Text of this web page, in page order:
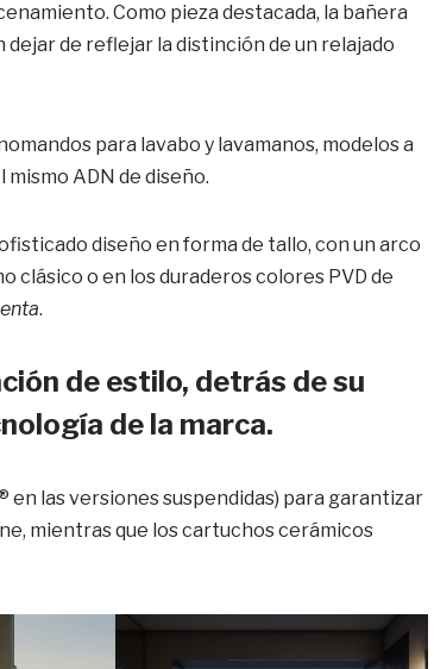
Como pieza destacada, la bañera
de reflejar la distinción de un relajado
para lavabo y lavamanos, modelos a
ADN de diseño.
diseño en forma de tallo, con un arco
clásico o en los duraderos colores PVD de
.
de estilo, detrás de su
de la marca.
en las versiones suspendidas) para garantizar
mientras que los cartuchos cerámicos